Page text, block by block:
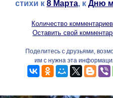
cтихи к 8 Марта, к Дню
Количество
Оставить свой
Поделитесь с друзьями,
им с нужна эта